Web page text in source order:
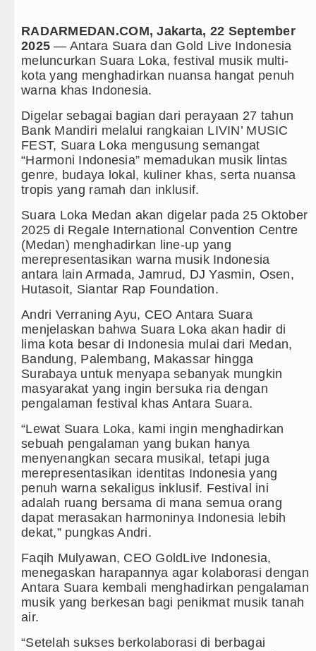
Siraman Rohani PSG Ditahan Manchester
Chelsea Gilas AC Milan di Laga
Ketua GRIB Jaya Labuhanbatu
Gubernur Bobby Nasution Minta
Rico Waas : Kemerdekaan
Akses Jalan ke Pemandian Air
Dayang Nan Tujuh
Tim Gabungan Ringkus 3
Emma Raducanu Absen di
PSG Ditahan Manchester
Chelsea Gilas AC Milan di Laga
Ketua GRIB Jaya Labuhanbatu
Gubernur Bobby Nasution Minta
Rico Waas : Kemerdekaan
Akses Jalan ke Pemandian Air
Dayang Nan Tujuh
RADARMEDAN.COM, Jakarta, 22 September
2025— Antara Suara dan Gold Live Indonesia
meluncurkan Suara Loka, festival musik multi-
kota yang menghadirkan nuansa hangat penuh
warna khas Indonesia.
Digelar sebagai bagian dari perayaan 27 tahun
Bank Mandiri melalui rangkaian LIVIN’ MUSIC
FEST, Suara Loka mengusung semangat
“Harmoni Indonesia” memadukan musik lintas
genre, budaya lokal, kuliner khas, serta nuansa
tropis yang ramah dan inklusif.
Suara Loka Medan akan digelar pada 25 Oktober
2025 di Regale International Convention Centre
(Medan) menghadirkan line-up yang
merepresentasikan warna musik Indonesia
antara lain Armada, Jamrud, DJ Yasmin, Osen,
Hutasoit, Siantar Rap Foundation.
Andri Verraning Ayu, CEO Antara Suara
menjelaskan bahwa Suara Loka akan hadir di
lima kota besar di Indonesia mulai dari Medan,
Bandung, Palembang, Makassar hingga
Surabaya untuk menyapa sebanyak mungkin
masyarakat yang ingin bersuka ria dengan
pengalaman festival khas Antara Suara.
“Lewat Suara Loka, kami ingin menghadirkan
sebuah pengalaman yang bukan hanya
menyenangkan secara musikal, tetapi juga
merepresentasikan identitas Indonesia yang
penuh warna sekaligus inklusif. Festival ini
adalah ruang bersama di mana semua orang
dapat merasakan harmoninya Indonesia lebih
dekat,” pungkas Andri.
Faqih Mulyawan, CEO GoldLive Indonesia,
menegaskan harapannya agar kolaborasi dengan
Antara Suara kembali menghadirkan pengalaman
musik yang berkesan bagi penikmat musik tanah
air.
“Setelah sukses berkolaborasi di berbagai